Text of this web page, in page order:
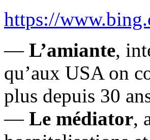
https://
— L’amiante,
qu’aux USA on
plus depuis 30
— Le médiator,